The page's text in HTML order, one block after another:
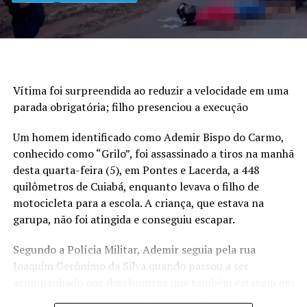
O senador Fagundes informou, em nota, que o caso será
analisado, já que, segundo ele, não há provas de que o
animal envolvido seja da propriedade dele. Ainda de
acordo com o parlamentar, toda a assistência necessária
foi prestada à estudante. Ele afirmou ainda que, caso a
decisão seja mantida, irá cumpri-la.
A partir das imagens, o juiz entendeu que a jovem
deveria ser indenizada e determinou o pagamento por
danos morais.
“Julgo parcialmente
Vítima foi surpreendida ao reduzir a velocidade em uma
parada obrigatória; filho presenciou a execução
Um homem identificado como Ademir Bispo do Carmo,
conhecido como “Grilo”, foi assassinado a tiros na manhã
desta quarta-feira (5), em Pontes e Lacerda, a 448
quilômetros de Cuiabá, enquanto levava o filho de
motocicleta para a escola. A criança, que estava na
garupa, não foi atingida e conseguiu escapar.
Segundo a Polícia Militar, Ademir seguia pela rua
Joaquim Gerônimo da Silva quando passou a ser